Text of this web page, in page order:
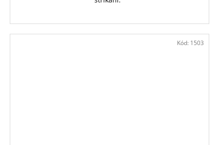
Kód: 1503